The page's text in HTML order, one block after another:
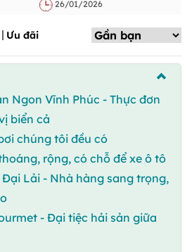
26/01/2026
Ưu đãi
Ngon Vĩnh Phúc - Thực đơn
biển cả
chúng tôi đều có
rộng, có chỗ để xe ô tô
Lải - Nhà hàng sang trọng,
- Đại tiệc hải sản giữa